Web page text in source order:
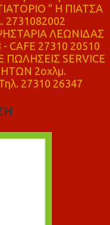
" Η ΠΙΑΤΣΑ
ΛΕΩΝΙΔΑΣ
27310 20510
SERVICE
2οχλμ.
27310 26347